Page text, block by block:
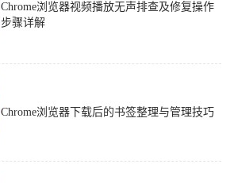
Chrome浏览器视频播放无声排查及修复操作
步骤详解
Chrome浏览器下载后的书签整理与管理技巧